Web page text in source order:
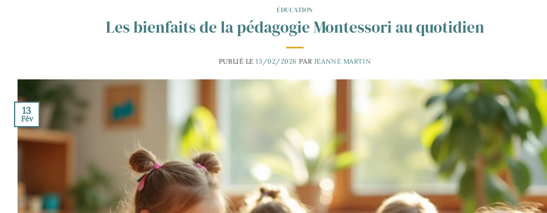
ÉDUCATION
Les bienfaits de la pédagogie Montessori au quotidien
PUBLIÉ LE13/02/2026 PAR JEANNE MARTIN
13
Fév